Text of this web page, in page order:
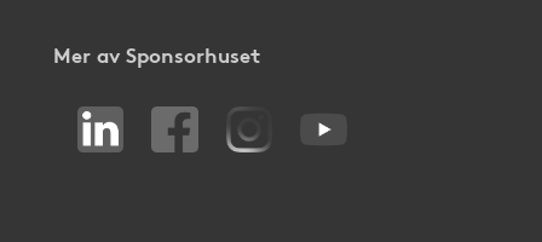
Mer av Sponsorhuset